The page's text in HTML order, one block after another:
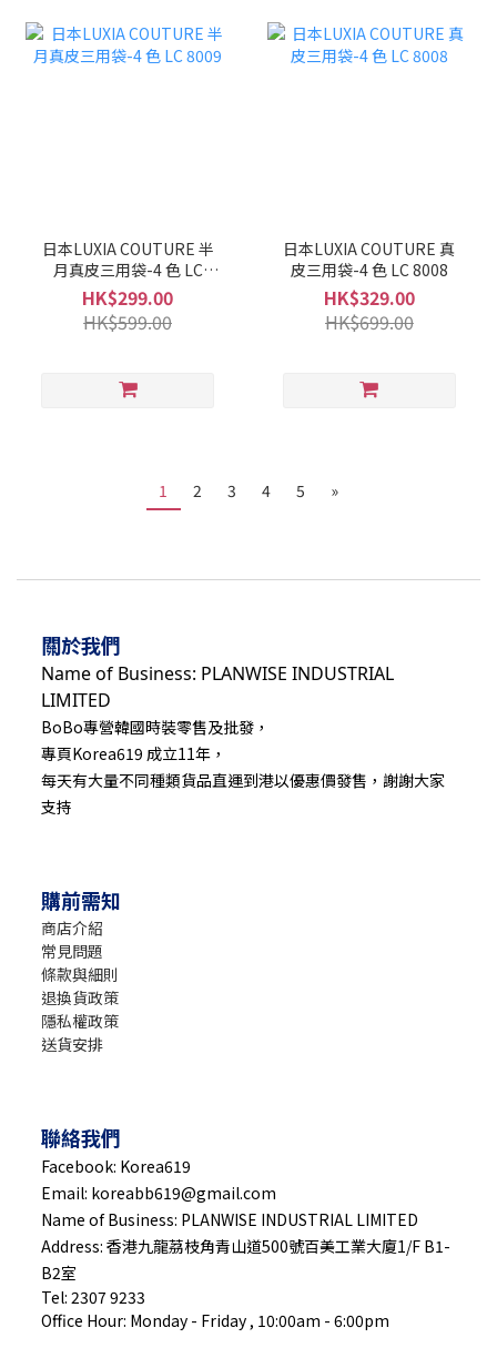
日本LUXIA COUTURE 半
月真皮三用袋-4 色 LC
8009
HK$299.00
HK$599.00
日本LUXIA COUTURE 真
皮三用袋-4 色 LC 8008
HK$329.00
HK$699.00
1 2 3 4 5 »
關於我們
Name of Business: PLANWISE INDUSTRIAL
LIMITED
BoBo專營韓國時裝零售及批發，
專頁Korea619 成立11年，
每天有大量不同種類貨品直運到港以優惠價發售，謝謝大家
支持
購前需知
商店介紹
常見問題
條款與細則
退換貨政策
隱私權政策
送貨安排
聯絡我們
Facebook: Korea619
Email: koreabb619@gmail.com
Name of Business: PLANWISE INDUSTRIAL LIMITED
Address: 香港九龍茘枝角青山道500號百美工業大廈1/F B1-
B2室
Tel: 2307 9233
Office Hour: Monday - Friday , 10:00am - 6:00pm